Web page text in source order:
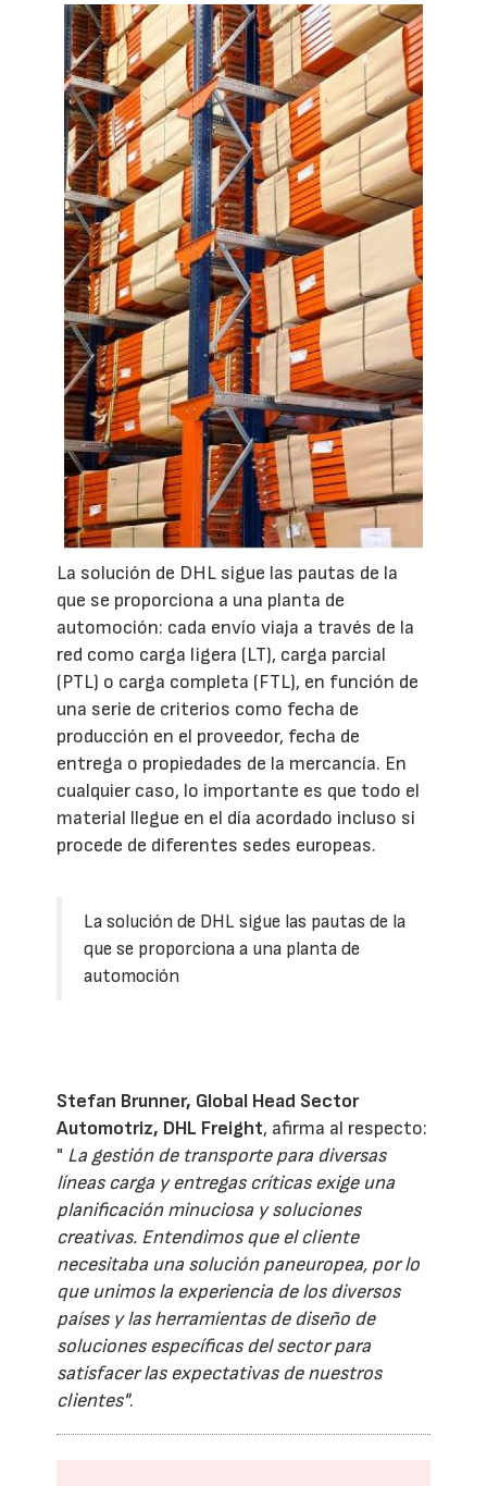
La solución de DHL sigue las pautas de la
que se proporciona a una planta de
automoción: cada envío viaja a través de la
red como carga ligera (LT), carga parcial
(PTL) o carga completa (FTL), en función de
una serie de criterios como fecha de
producción en el proveedor, fecha de
entrega o propiedades de la mercancía. En
cualquier caso, lo importante es que todo el
material llegue en el día acordado incluso si
procede de diferentes sedes europeas.
La solución de DHL sigue las pautas de la
que se proporciona a una planta de
automoción
Stefan Brunner, Global Head Sector
Automotriz, DHL Freight, afirma al respecto:
" La gestión de transporte para diversas
líneas carga y entregas críticas exige una
planificación minuciosa y soluciones
creativas. Entendimos que el cliente
necesitaba una solución paneuropea, por lo
que unimos la experiencia de los diversos
países y las herramientas de diseño de
soluciones específicas del sector para
satisfacer las expectativas de nuestros
clientes".